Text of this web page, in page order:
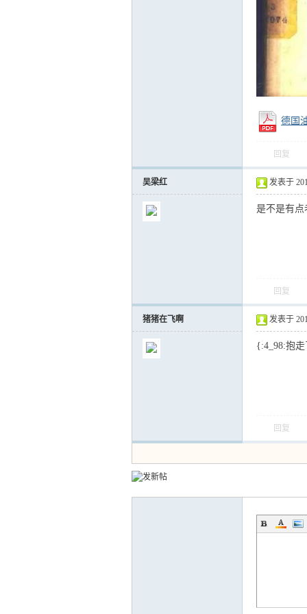
德国
回复
吴梁红 发表于
是不是有点
回复
猪猪在飞啊 发表于
{:4_98:抱
回复